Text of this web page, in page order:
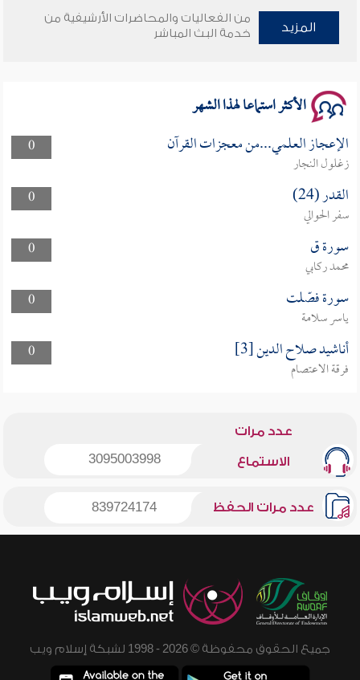
سلسلة محاضرات نفحات رمضانية 1444هـ
المزيد
من الفعاليات والمحاضرات الأرشيفية من
خدمة البث المباشر
الأكثر استماعا لهذا الشهر
0 الإعجاز العلمي...من معجزات القرآن
زغلول النجار
0
القدر (24)
سفر الحوالي
0
سورة ق
محمد ركابي
0
سورة فصّلت
ياسر سلامة
0
أناشيد صلاح الدين [3]
فرقة الاعتصام
عدد مرات
الاستماع 3095003998
عدد مرات الحفظ 839724174
جميع الحقوق محفوظة © 2026 - 1998 لشبكة إسلام ويب